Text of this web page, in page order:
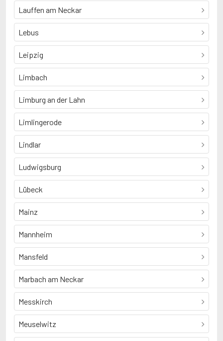
Lauffen am Neckar
Lebus
Leipzig
Limbach
Limburg an der Lahn
Limlingerode
Lindlar
Ludwigsburg
Lübeck
Mainz
Mannheim
Mansfeld
Marbach am Neckar
Messkirch
Meuselwitz